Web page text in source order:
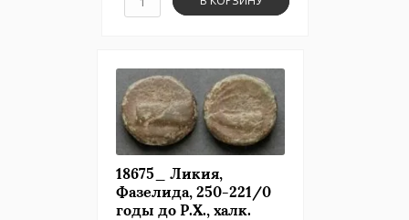
18675_ Ликия,
Фазелида, 250-221/0
годы до Р.Х., халк.